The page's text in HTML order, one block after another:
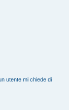
utente mi chiede di